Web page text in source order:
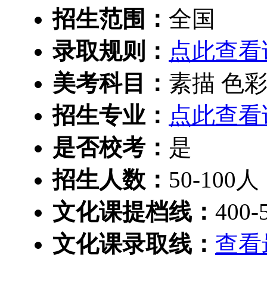
招生范围： 全国
录取规则： 点此查
美考科目： 素描 色
招生专业： 点此查
是否校考： 是
招生人数： 50-100人
文化课提档线： 400-
文化课录取线： 查